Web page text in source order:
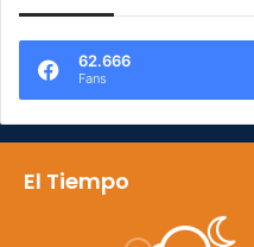
62.666
Fans
El Tiempo